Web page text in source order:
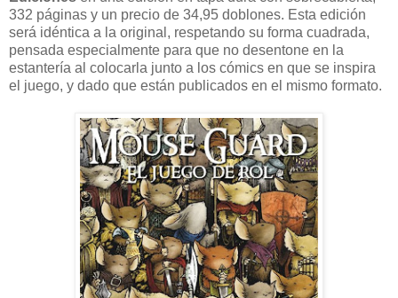
332 páginas y un precio de 34,95 doblones. Esta edición
será idéntica a la original, respetando su forma cuadrada,
pensada especialmente para que no desentone en la
estantería al colocarla junto a los cómics en que se inspira
el juego, y dado que están publicados en el mismo formato.